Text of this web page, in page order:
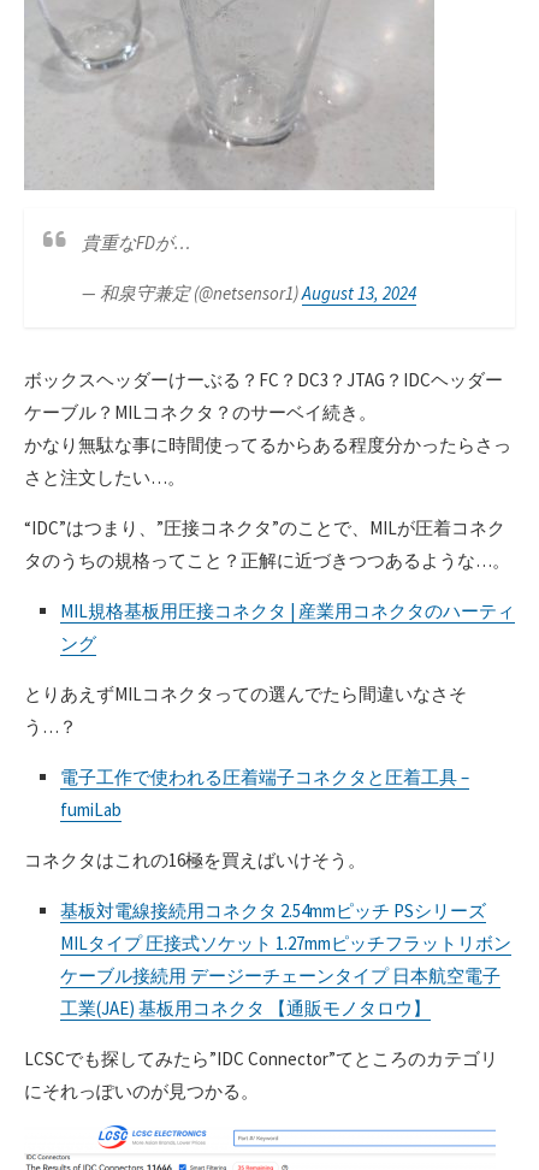
貴重なFDが…
— 和泉守兼定 (@netsensor1)August 13, 2024
ボックスヘッダーけーぶる？FC？DC3？JTAG？IDCヘッダー
ケーブル？MILコネクタ？のサーベイ続き。
かなり無駄な事に時間使ってるからある程度分かったらさっ
さと注文したい…。
“IDC”はつまり、”圧接コネクタ”のことで、MILが圧着コネク
タのうちの規格ってこと？正解に近づきつつあるような…。
MIL規格基板用圧接コネクタ | 産業用コネクタのハーティ
ング
とりあえずMILコネクタっての選んでたら間違いなさそ
う…？
電子工作で使われる圧着端子コネクタと圧着工具 –
fumiLab
コネクタはこれの16極を買えばいけそう。
基板対電線接続用コネクタ 2.54mmピッチ PSシリーズ
MILタイプ 圧接式ソケット 1.27mmピッチフラットリボン
ケーブル接続用 デージーチェーンタイプ 日本航空電子
工業(JAE) 基板用コネクタ 【通販モノタロウ】
LCSCでも探してみたら”IDC Connector”てところのカテゴリ
にそれっぽいのが見つかる。